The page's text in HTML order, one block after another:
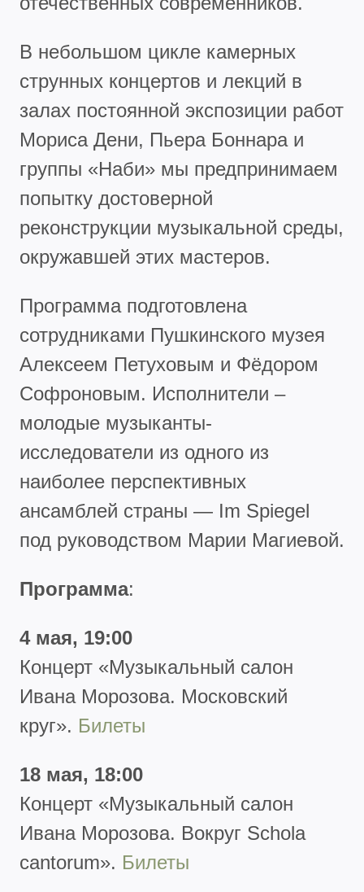
В небольшом цикле камерных
струнных концертов и лекций в
залах постоянной экспозиции работ
Мориса Дени, Пьера Боннара и
группы «Наби» мы предпринимаем
попытку достоверной
реконструкции музыкальной среды,
окружавшей этих мастеров.
Программа подготовлена
сотрудниками Пушкинского музея
Алексеем Петуховым и Фёдором
Софроновым. Исполнители –
молодые музыканты-
исследователи из одного из
наиболее перспективных
ансамблей страны — Im Spiegel
под руководством Марии Магиевой.
Программа:
4 мая, 19:00
Концерт «Музыкальный салон
Ивана Морозова. Московский
круг». Билеты
18 мая, 18:00
Концерт «Музыкальный салон
Ивана Морозова. Вокруг Schola
cantorum». Билеты